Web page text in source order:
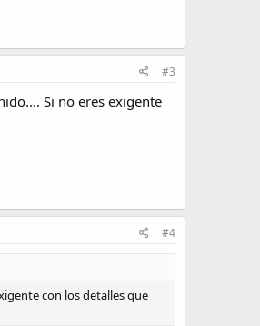
#3
Si no eres exigente
#4
con los detalles que